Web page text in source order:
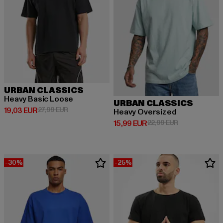
URBAN CLASSICS
Heavy Basic Loose
19,03 EUR
Derzeitiger Preis: 19,03 EUR
27,99 EURAktionspreis: 27,99 EUR
URBAN CLASSICS
Heavy Oversized
15,99 EUR
Derzeitiger Preis: 15,99 EUR
22,99 EURAktionspreis:
-30% -25%